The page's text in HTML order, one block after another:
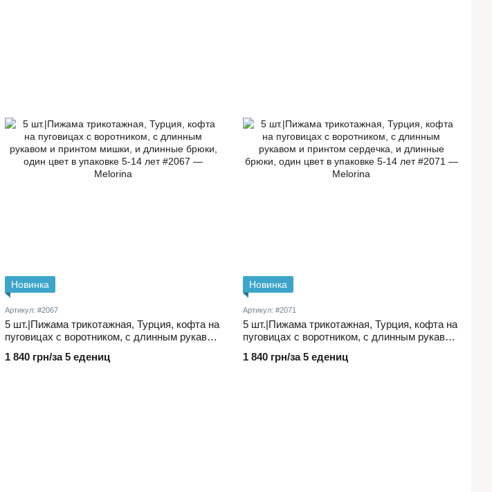
Новинка
Артикул: #2067
5 шт.|Пижама трикотажная, Турция, кофта на
пуговицах с воротником, с длинным рукавом
цвет в упаковке 5-14 лет
1 840 грн/за 5 едениц
Новинка
Артикул: #2071
5 шт.|Пижама трикотажная, Турция, кофта на
пуговицах с воротником, с длинным рукавом
цвет в упаковке 5-14 лет
1 840 грн/за 5 едениц